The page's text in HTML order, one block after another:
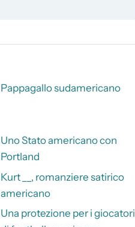
Pappagallo sudamericano
Uno Stato americano con
Portland
Kurt __, romanziere satirico
americano
Una protezione per i giocatori